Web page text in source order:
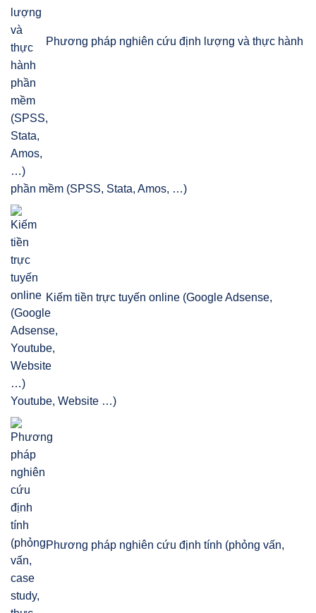
Phương pháp nghiên cứu định lượng và thực hành
phần mềm (SPSS, Stata, Amos, …)
Kiếm tiền trực tuyến online (Google Adsense,
Youtube, Website …)
Phương pháp nghiên cứu định tính (phỏng vấn,